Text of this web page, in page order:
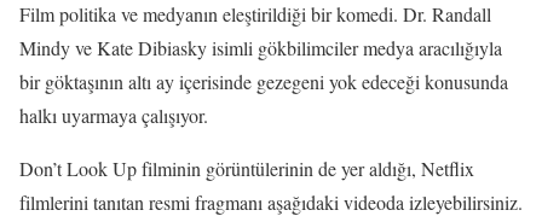
Film politika ve medyanın eleştirildiği bir komedi. Dr. Randall
Mindy ve Kate Dibiasky isimli gökbilimciler medya aracılığıyla
bir göktaşının altı ay içerisinde gezegeni yok edeceği konusunda
halkı uyarmaya çalışıyor.
Don’t Look Up filminin görüntülerinin de yer aldığı, Netflix
filmlerini tanıtan resmi fragmanı aşağıdaki videoda izleyebilirsiniz.